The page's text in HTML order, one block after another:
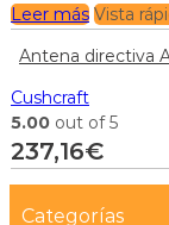
Leer más Vista
Antena directiva
Cushcraft
5.00 out of 5
237,16€
Categorías